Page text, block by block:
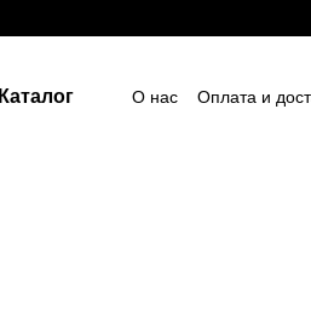
Каталог О нас Оплата и